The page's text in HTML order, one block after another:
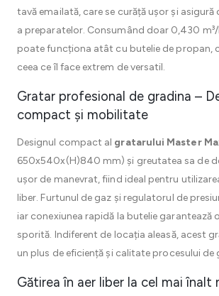
tavă emailată, care se curăță ușor și
a preparatelor. Consumând doar 0,430
poate funcționa atât cu butelie de propan,
ceea ce îl face extrem de versatil.
Gratar profesional de gradina –
compact și mobilitate
Designul compact al gratarului Master
650x540x(H)840 mm) și greutatea sa de
ușor de manevrat, fiind ideal pentru
liber. Furtunul de gaz și regulatorul de
iar conexiunea rapidă la butelie
sporită. Indiferent de locația aleasă, acest
un plus de eficiență și calitate procesului de
Gătirea în aer liber la cel mai înalt